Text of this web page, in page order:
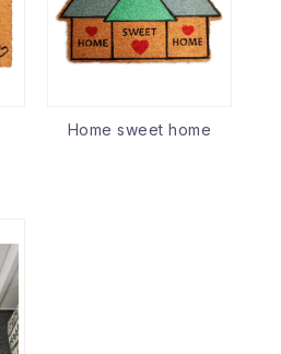
Home sweet home